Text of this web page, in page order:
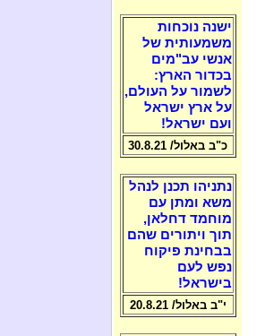
ישנה נוכחות
משמעותית של
אנשי עב"מים
בכדור הארץ:
לשמור על העולם,
על ארץ ישראל
ועם ישראל!
כ"ב באלול/ 30.8.21
נתניהו תכנן לנהל
משא ומתן עם
מוחמד דחלאן,
תוך ויתורים שהם
בבחינת פיקוח
נפש לעם
בישראל!
י"ב באלול/ 20.8.21